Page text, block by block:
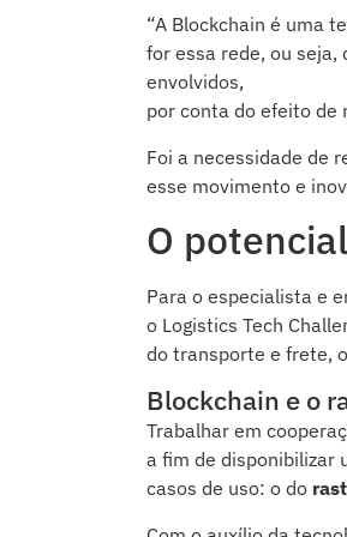
“A Blockchain é uma
for essa rede, ou
envolvidos,
por conta do efeito de
Foi a necessidade de
esse movimento e
O
Para o especialista e
o Logistics Tech
do transporte e frete,
Blockchain e o
Trabalhar em
a fim de disponibilizar
casos de uso: o do
Com o auxílio da